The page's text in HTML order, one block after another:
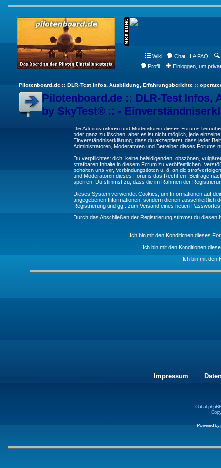
Wiki Chat FAQ
Profil
Einloggen, um
Pilotenboard.de :: DLR-Test Infos, Ausbildung, Erfahrungsberichte ::
Pilotenboard.de :: DLR-Test
by SkyTest® :: -
Die Administratoren und Moderatoren dieses Forums
oder ganz zu löschen, aber es ist nicht möglich, jede
Einverständniserklärung, dass du akzeptierst, dass jeder
Administratoren, Moderatoren und Betreiber dieses Forums
Du verpflichtest dich, keine beleidigenden, obszönen,
strafbaren Inhalte in diesem Forum zu veröffentlichen.
behalten uns vor, Verbindungsdaten u. ä. an die
und Moderatoren dieses Forums das Recht ein, Beiträge
sperren. Du stimmst zu, dass die im Rahmen der
Dieses System verwendet Cookies, um Informationen auf
angegebenen Informationen, sondern dienen ausschließlich
Registrierung und ggf. zum Versand eines neuen
Durch das Abschließen der Registrierung stimmst du diesen
Ich bin mit den Konditionen dieses
Ich bin mit den Konditionen
Ich bin mit den
Impressum
Cobalt
Powered by